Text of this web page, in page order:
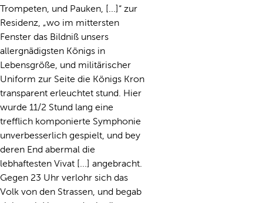
Trompeten, und Pauken, [...]“ zur
Residenz, „wo im mittersten
Fenster das Bildniß unsers
allergnädigsten Königs in
Lebensgröße, und militärischer
Uniform zur Seite die Königs Kron
transparent erleuchtet stund. Hier
wurde 11/2 Stund lang eine
trefflich komponierte Symphonie
unverbesserlich gespielt, und bey
deren End abermal die
lebhaftesten Vivat [...] angebracht.
Gegen 23 Uhr verlohr sich das
Volk von den Strassen, und begab